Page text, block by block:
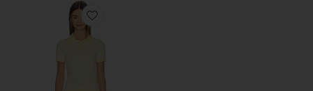
Favorite RACHEL ショートパンツセット